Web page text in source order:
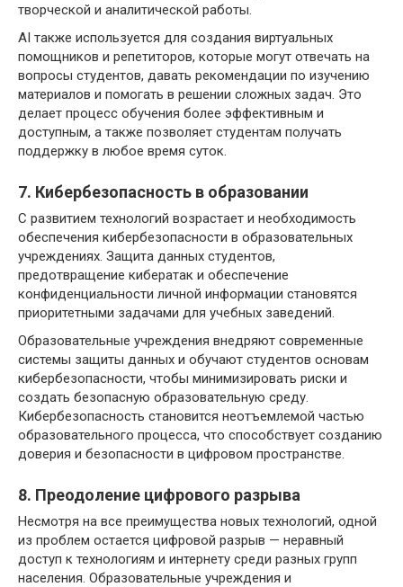
творческой и аналитической работы.
AI также используется для создания виртуальных
помощников и репетиторов, которые могут отвечать на
вопросы студентов, давать рекомендации по изучению
материалов и помогать в решении сложных задач. Это
делает процесс обучения более эффективным и
доступным, а также позволяет студентам получать
поддержку в любое время суток.
7. Кибербезопасность в образовании
С развитием технологий возрастает и необходимость
обеспечения кибербезопасности в образовательных
учреждениях. Защита данных студентов,
предотвращение кибератак и обеспечение
конфиденциальности личной информации становятся
приоритетными задачами для учебных заведений.
Образовательные учреждения внедряют современные
системы защиты данных и обучают студентов основам
кибербезопасности, чтобы минимизировать риски и
создать безопасную образовательную среду.
Кибербезопасность становится неотъемлемой частью
образовательного процесса, что способствует созданию
доверия и безопасности в цифровом пространстве.
8. Преодоление цифрового разрыва
Несмотря на все преимущества новых технологий, одной
из проблем остается цифровой разрыв — неравный
доступ к технологиям и интернету среди разных групп
населения. Образовательные учреждения и